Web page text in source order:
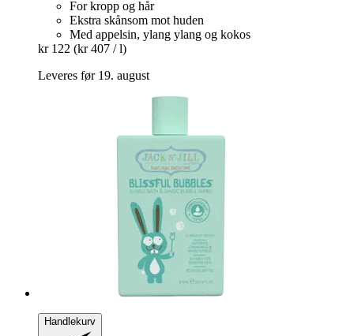
For kropp og hår
Ekstra skånsom mot huden
Med appelsin, ylang ylang og kokos
kr 122 (kr 407 / l)
Leveres før 19. august
Handlekurv